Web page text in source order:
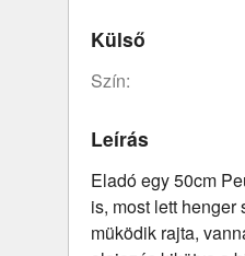
Külső
szín:
Leírás
Eladó egy 50cm
is, most lett henger
müködik rajta,